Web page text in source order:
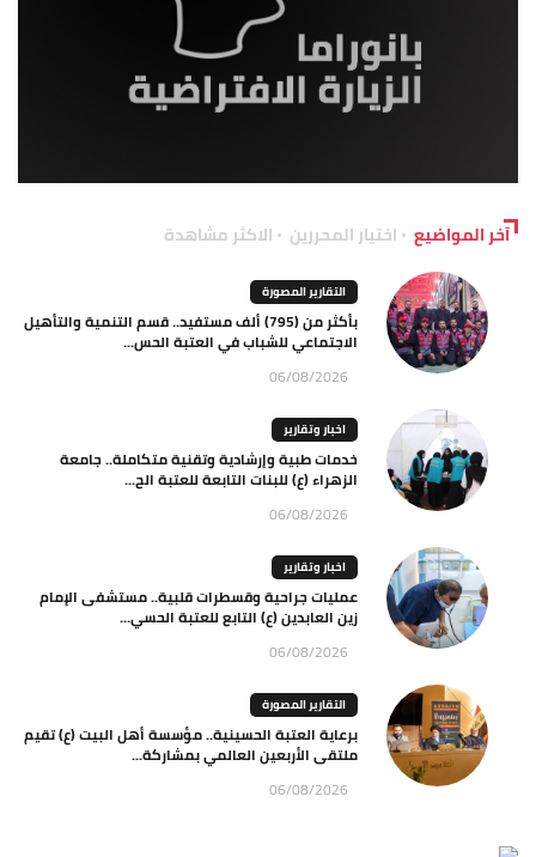
آخر المواضيع اختيار المحررين الاكثر مشاهدة
التقارير المصورة
بأكثر من (795) ألف مستفيد.. قسم التنمية والتأهيل
الاجتماعي للشباب في العتبة الحس...
06/08/2026
اخبار وتقارير
خدمات طبية وإرشادية وتقنية متكاملة.. جامعة
الزهراء (ع) للبنات التابعة للعتبة الح...
06/08/2026
اخبار وتقارير
عمليات جراحية وقسطرات قلبية.. مستشفى الإمام
زين العابدين (ع) التابع للعتبة الحسي...
06/08/2026
التقارير المصورة
برعاية العتبة الحسينية.. مؤسسة أهل البيت (ع) تقيم
ملتقى الأربعين العالمي بمشاركة...
06/08/2026